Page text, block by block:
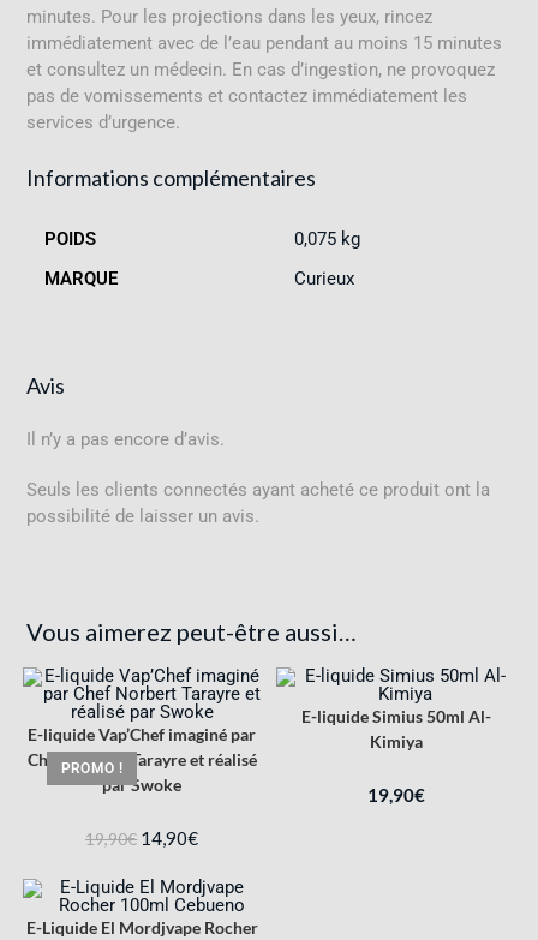
minutes. Pour les projections dans les yeux, rincez
immédiatement avec de l’eau pendant au moins 15 minutes
et consultez un médecin. En cas d’ingestion, ne provoquez
pas de vomissements et contactez immédiatement les
services d’urgence.
Informations complémentaires
POIDS
0,075 kg
MARQUE
Curieux
Avis
Il n’y a pas encore d’avis.
Seuls les clients connectés ayant acheté ce produit ont la
possibilité de laisser un avis.
Vous aimerez peut-être aussi…
PROMO !
E-liquide Vap’Chef imaginé par
Chef Norbert Tarayre et réalisé
par Swoke
19,90€ 14,90€
E-liquide Simius 50ml Al-
Kimiya
19,90€
E-Liquide El Mordjvape Rocher